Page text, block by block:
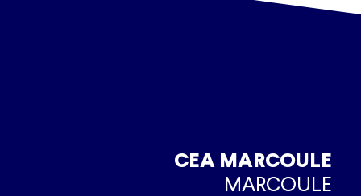
CEA MARCOULE
MARCOULE